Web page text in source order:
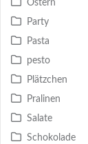
Ostern
Party
Pasta
pesto
Plätzchen
Pralinen
Salate
Schokolade